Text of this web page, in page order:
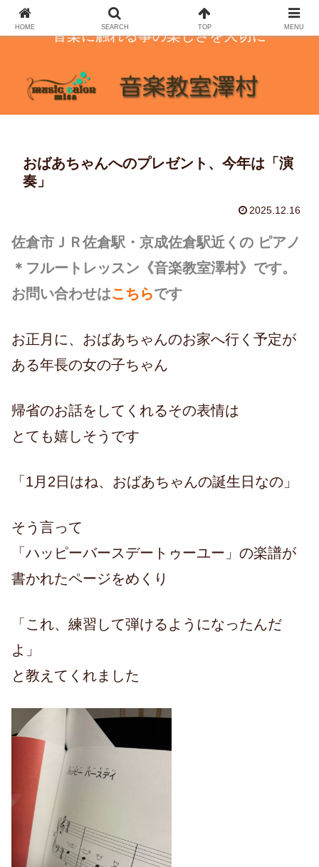
音楽に触れる事の楽しさを大切に
おばあちゃんへのプレゼント、今年は「演
奏」
2025.12.16
佐倉市ＪＲ佐倉駅・京成佐倉駅近くの ピアノ
＊フルートレッスン 《音楽教室澤村》です。
お問い合わせはこちらです
お正月に、おばあちゃんのお家へ行く予定が
ある年長の女の子ちゃん
帰省のお話をしてくれるその表情は
とても嬉しそうです
「1月2日はね、おばあちゃんの誕生日なの」
そう言って
「ハッピーバースデートゥーユー」の楽譜が
書かれたページをめくり
「これ、練習して弾けるようになったんだ
よ」
と教えてくれました
HOME SEARCH TOP MENU